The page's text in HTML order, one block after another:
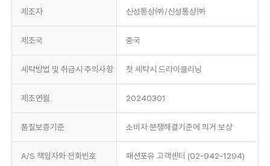
제조자 신성통상㈜/신성통상㈜
제조국 중국
세탁방법 및 취급시 주의사항 첫 세탁시 드라이클리닝
제조연월 20240301
품질보증기준 소비자 분쟁해결기준에 의거 보상
A/S 책임자와 전화번호 패션포유 고객센터 (02-942-1294)